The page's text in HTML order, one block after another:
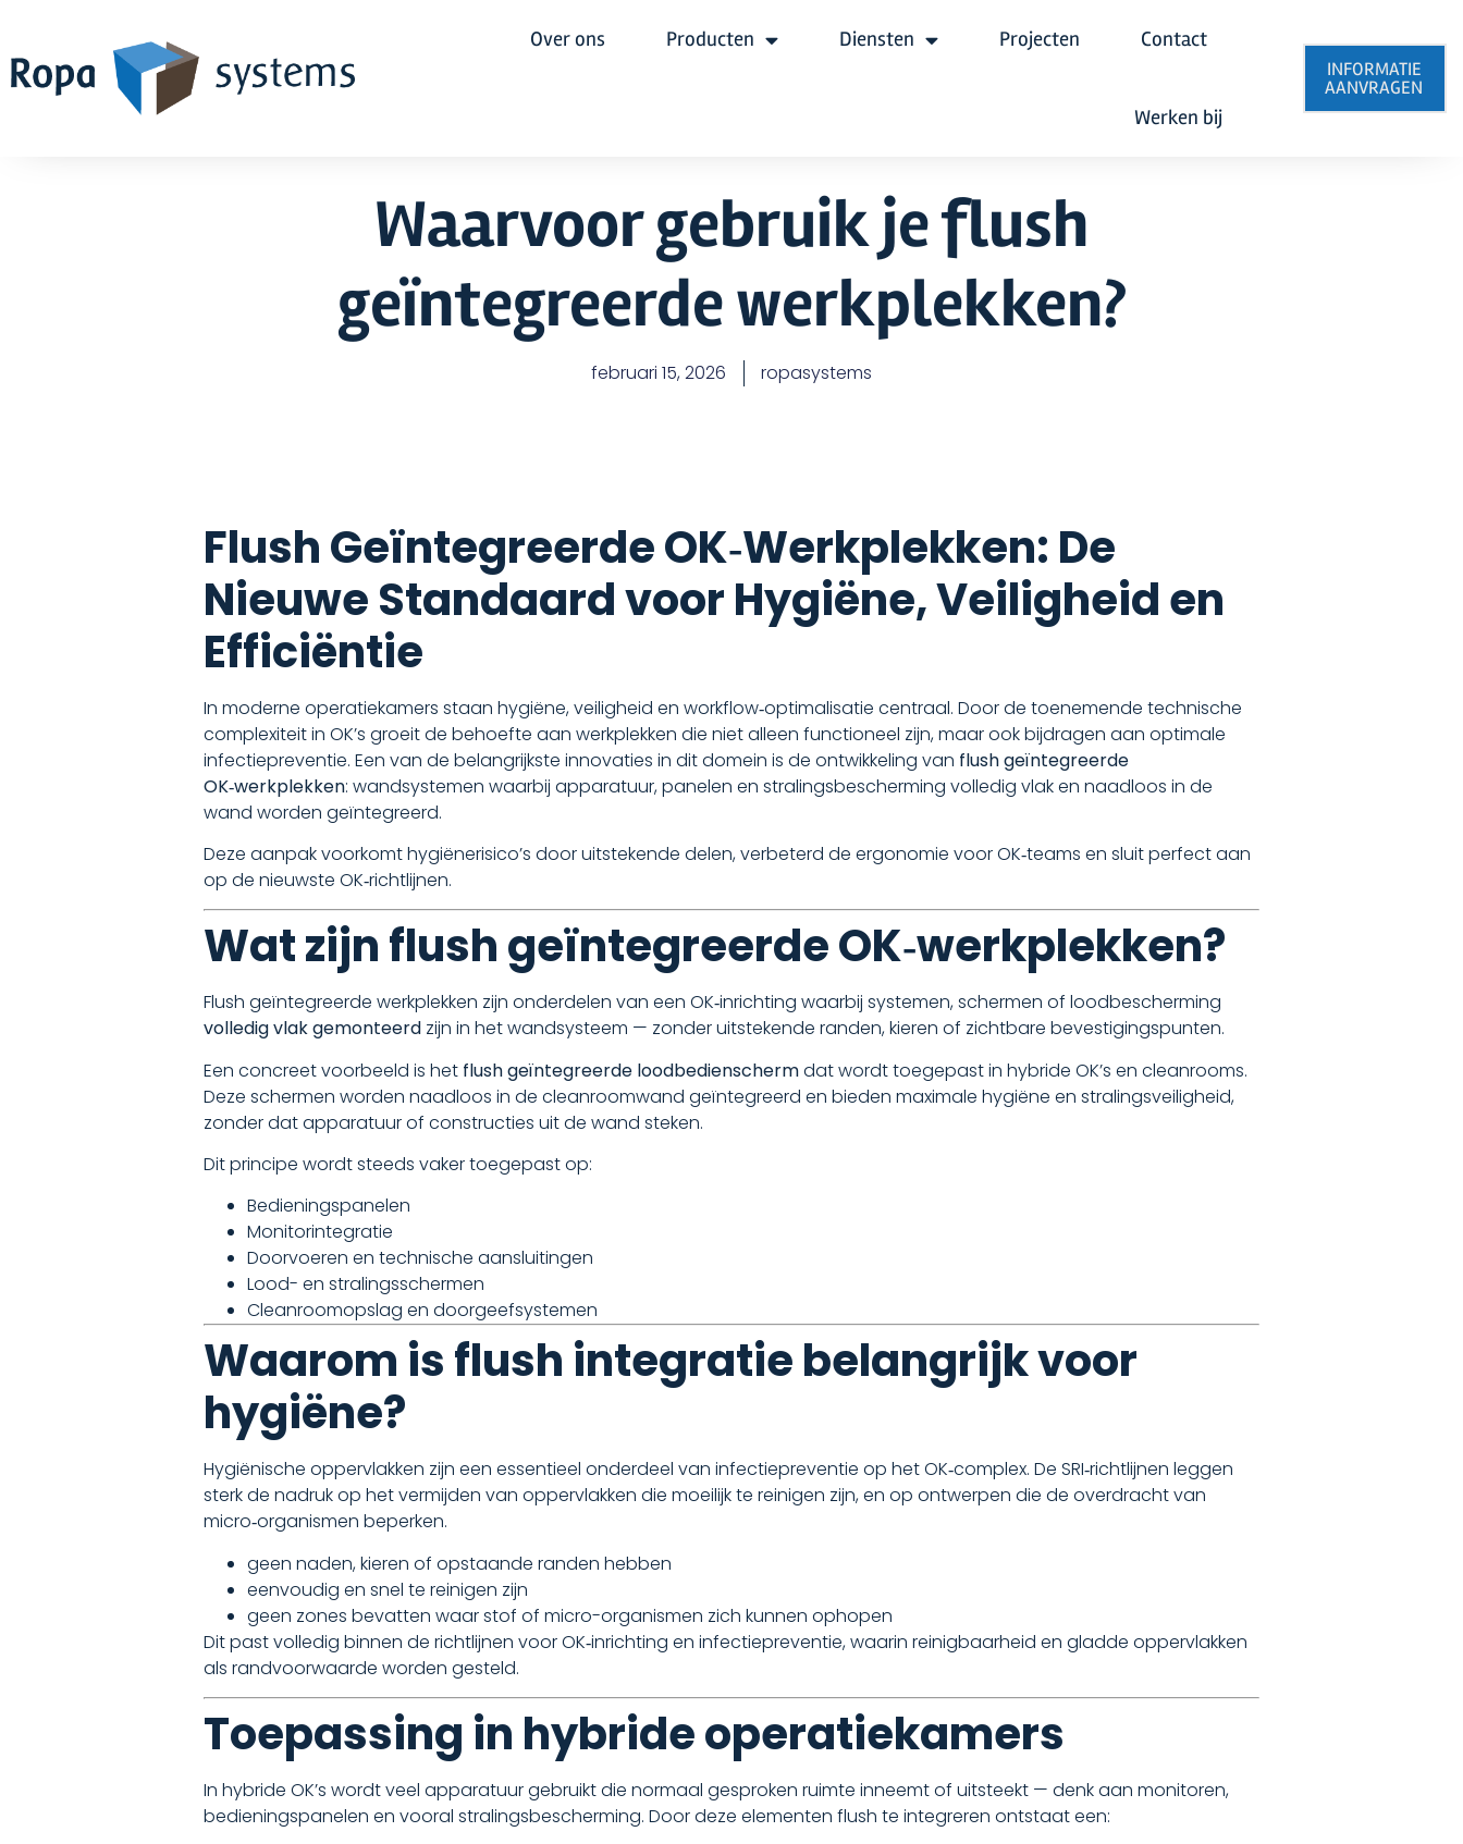
Over ons Producten Diensten Projecten Contact
Werken bij
INFORMATIE
AANVRAGEN
Waarvoor gebruik je flush
geïntegreerde werkplekken?
februari 15, 2026 ropasystems
Flush Geïntegreerde OK‑Werkplekken: De
Nieuwe Standaard voor Hygiëne, Veiligheid en
Efficiëntie
In moderne operatiekamers staan hygiëne, veiligheid en workflow‑optimalisatie centraal. Door de toenemende technische
complexiteit in OK’s groeit de behoefte aan werkplekken die niet alleen functioneel zijn, maar ook bijdragen aan optimale
infectiepreventie. Een van de belangrijkste innovaties in dit domein is de ontwikkeling van flush geïntegreerde
OK‑werkplekken: wandsystemen waarbij apparatuur, panelen en stralingsbescherming volledig vlak en naadloos in de
wand worden geïntegreerd.
Deze aanpak voorkomt hygiënerisico’s door uitstekende delen, verbeterd de ergonomie voor OK‑teams en sluit perfect aan
op de nieuwste OK‑richtlijnen.
Wat zijn flush geïntegreerde OK‑werkplekken?
Flush geïntegreerde werkplekken zijn onderdelen van een OK‑inrichting waarbij systemen, schermen of loodbescherming
volledig vlak gemonteerd zijn in het wandsysteem — zonder uitstekende randen, kieren of zichtbare bevestigingspunten.
Een concreet voorbeeld is het flush geïntegreerde loodbedienschermdat wordt toegepast in hybride OK’s en cleanrooms.
Deze schermen worden naadloos in de cleanroomwand geïntegreerd en bieden maximale hygiëne en stralingsveiligheid,
zonder dat apparatuur of constructies uit de wand steken.
Dit principe wordt steeds vaker toegepast op:
Bedieningspanelen
Monitorintegratie
Doorvoeren en technische aansluitingen
Lood- en stralingsschermen
Cleanroomopslag en doorgeefsystemen
Waarom is flush integratie belangrijk voor
hygiëne?
Hygiënische oppervlakken zijn een essentieel onderdeel van infectiepreventie op het OK‑complex. De SRI‑richtlijnen leggen
sterk de nadruk op het vermijden van oppervlakken die moeilijk te reinigen zijn, en op ontwerpen die de overdracht van
micro‑organismen beperken.
geen naden, kieren of opstaande randen hebben
eenvoudig en snel te reinigen zijn
geen zones bevatten waar stof of micro-organismen zich kunnen ophopen
Dit past volledig binnen de richtlijnen voor OK‑inrichting en infectiepreventie, waarin reinigbaarheid en gladde oppervlakken
als randvoorwaarde worden gesteld.
Toepassing in hybride operatiekamers
In hybride OK’s wordt veel apparatuur gebruikt die normaal gesproken ruimte inneemt of uitsteekt — denk aan monitoren,
bedieningspanelen en vooral stralingsbescherming. Door deze elementen flush te integreren ontstaat een: